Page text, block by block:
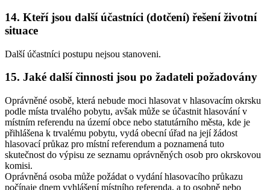
14. Kteří jsou další účastníci (dotčení) řešení životní
situace
Další účastníci postupu nejsou stanoveni.
15. Jaké další činnosti jsou po žadateli požadovány
Oprávněné osobě, která nebude moci hlasovat v hlasovacím okrsku
podle místa trvalého pobytu, avšak může se účastnit hlasování v
místním referendu na území obce nebo statutárního města, kde je
přihlášena k trvalému pobytu, vydá obecní úřad na její žádost
hlasovací průkaz pro místní referendum a poznamená tuto
skutečnost do výpisu ze seznamu oprávněných osob pro okrskovou
komisi.
Oprávněná osoba může požádat o vydání hlasovacího průkazu
počínaje dnem vyhlášení místního referenda, a to osobně nebo